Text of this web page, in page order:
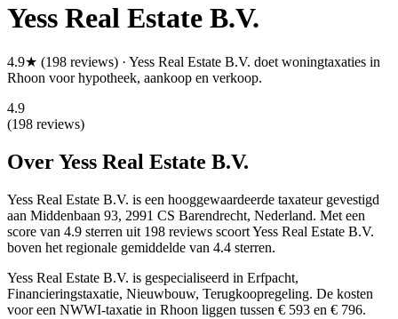
Yess Real Estate B.V.
4.9★ (198 reviews) · Yess Real Estate B.V. doet woningtaxaties in
Rhoon voor hypotheek, aankoop en verkoop.
4.9
(198 reviews)
Over Yess Real Estate B.V.
Yess Real Estate B.V. is een hooggewaardeerde taxateur gevestigd
aan Middenbaan 93, 2991 CS Barendrecht, Nederland. Met een
score van 4.9 sterren uit 198 reviews scoort Yess Real Estate B.V.
boven het regionale gemiddelde van 4.4 sterren.
Yess Real Estate B.V. is gespecialiseerd in Erfpacht,
Financieringstaxatie, Nieuwbouw, Terugkoopregeling. De kosten
voor een NWWI-taxatie in Rhoon liggen tussen € 593 en € 796.